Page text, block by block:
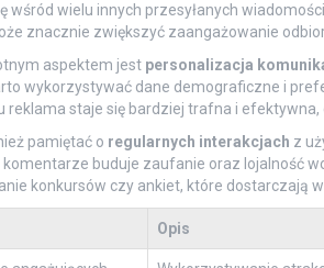
wśród wielu innych przesyłanych
znacznie zwiększyć zaangażowanie
aspektem jest personalizacja
wykorzystywać dane demograficzne i
reklama staje się bardziej trafna i
pamiętać o regularnych interakcjach z
komentarze buduje zaufanie oraz lojalność
konkursów czy ankiet, które dostarczają
Opis